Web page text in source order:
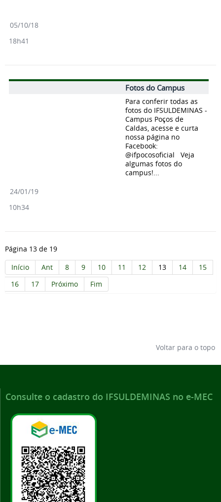
05/10/18
18h41
Fotos do Campus
Para conferir todas as
fotos do IFSULDEMINAS -
Campus Poços de
Caldas, acesse e curta
nossa página no
Facebook:
@ifpocosoficial Veja
algumas fotos do
campus!...
24/01/19
10h34
Página 13 de 19
Início
Ant 8 9 10 11 12 13 14
15
16
17 Próximo Fim
Voltar para o topo
Consulte o cadastro do IFSULDEMINAS no e-MEC